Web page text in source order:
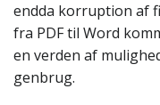
endda korruption af
fra PDF til Word
en verden af
genbrug.